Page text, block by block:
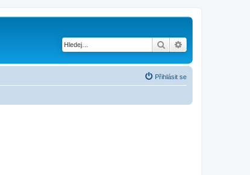
Hledat
Přihlásit se